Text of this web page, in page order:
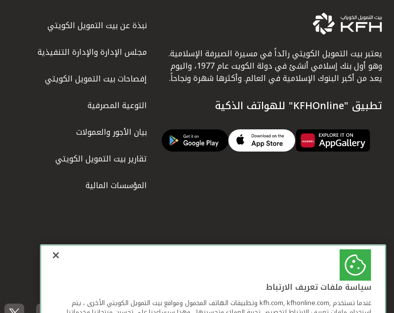
يعتبر بيت التمويل الكويتي رائداً في مسيرة الصيرفة الإسلامية.
وهو أول بنك إسلامي أنشئ في دولة الكويت عام 1977، واليوم
يعد من أكبر البنوك الإسلامية في العالم. وأكثرها شهرة ونجاحاً.
تطبيق "KFHOnline" للهواتف الذكية
نبذة عن بيت التمويل الكويتي
مجلس الإدارة والإدارة التنفيذية
إفصاحات بيت التمويل الكويتي
التوعية المصرفية
بيان الأجور والعمولات
تقارير بيت التمويل الكويتي
المؤسسات المالية
سياسة ملفات تعريف الارتباط
عندما تستخدم ,kfh.com, kfhonline.com وتطبيقات الهاتف المحمول ومواقع بيت التمويل الكويتي الأخرى ، يتم